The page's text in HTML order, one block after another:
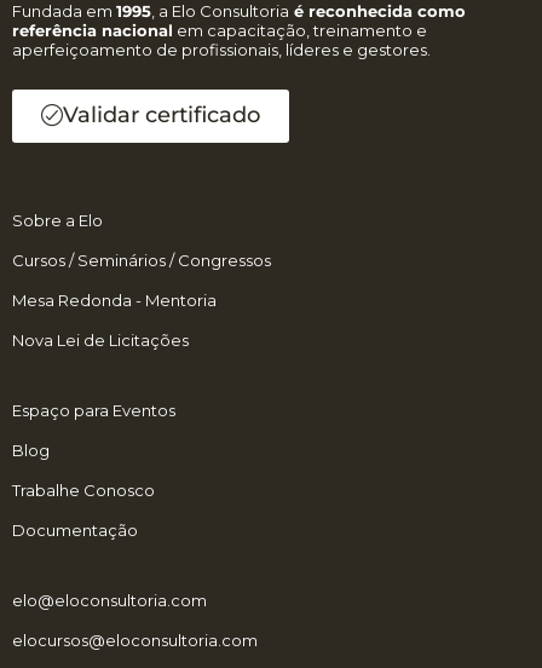
Fundada em 1995 , a Elo Consultoria é reconhecida como
referência nacional em capacitação, treinamento e
aperfeiçoamento de profissionais, líderes e gestores.
Validar certificado
Sobre a Elo
Cursos / Seminários / Congressos
Mesa Redonda - Mentoria
Nova Lei de Licitações
Espaço para Eventos
Blog
Trabalhe Conosco
Documentação
elo@eloconsultoria.com
elocursos@eloconsultoria.com